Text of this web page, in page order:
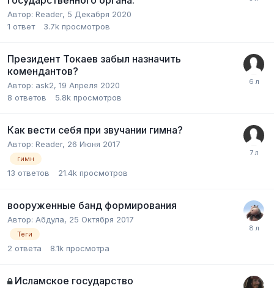
Автор: Reader, 5 Декабря 2020
1 ответ 3.7k просмотров
Президент Токаев забыл назначить
комендантов?
Автор: ask2, 19 Апреля 2020
8 ответов 5.8k просмотров
Как вести себя при звучании гимна?
Автор: Reader, 26 Июня 2017
гимн
13 ответов 21.4k просмотров
вооруженные банд формирования
Автор: Абдула, 25 Октября 2017
Теги
2 ответа 8.1k просмотра
Исламское государство